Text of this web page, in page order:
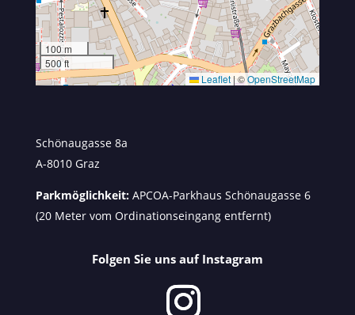
100 m
500 ft
Leaflet |©OpenStreetMap
Schönaugasse 8a
A-8010 Graz
Parkmöglichkeit:APCOA-Parkhaus Schönaugasse 6
(20 Meter vom Ordinationseingang entfernt)
Folgen Sie uns auf Instagram